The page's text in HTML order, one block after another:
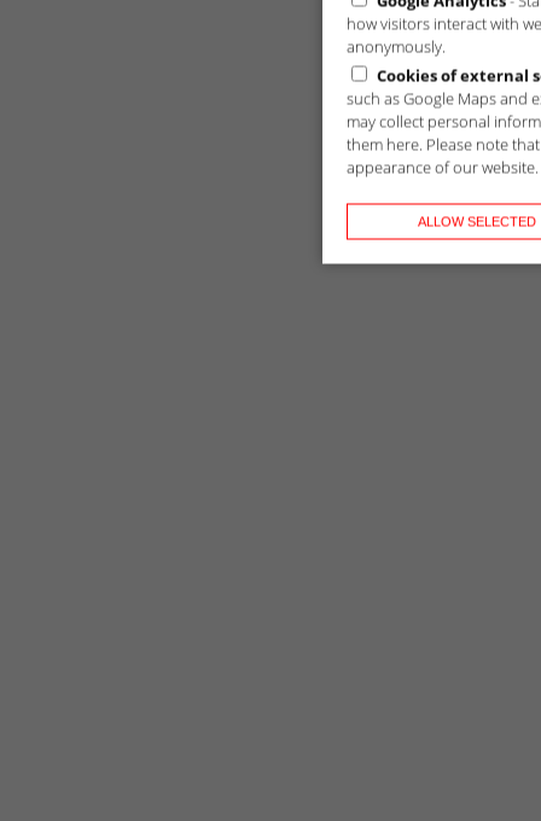
how visitors interact with
anonymously.
Cookies of external
such as Google Maps and
may collect personal
them here. Please note
appearance of our website.
ALLOW SELECTED